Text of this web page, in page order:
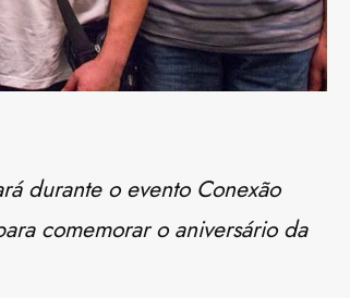
durante o evento Conexão
comemorar o aniversário da